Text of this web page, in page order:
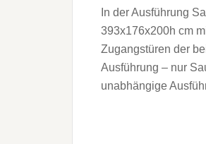
In der Ausführung
393x176x200h cm
Zugangstüren der
Ausführung – nur
unabhängige